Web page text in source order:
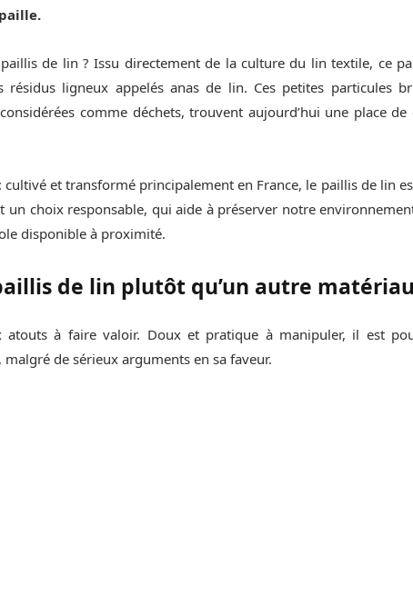
de lin ? Issu directement de la culture du lin textile, ce
ligneux appelés anas de lin. Ces petites particules
comme déchets, trouvent aujourd’hui une place de
: cultivé et transformé principalement en France, le paillis de lin
un choix responsable, qui aide à préserver notre
disponible à proximité.
de lin plutôt qu’un autre
atouts à faire valoir. Doux et pratique à manipuler, il est
de sérieux arguments en sa faveur.